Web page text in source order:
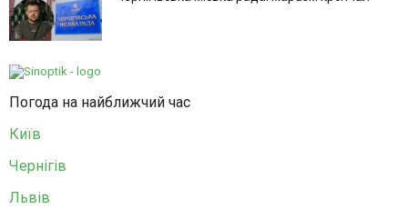
Погода на найближчий час
Київ
Чернігів
Львів